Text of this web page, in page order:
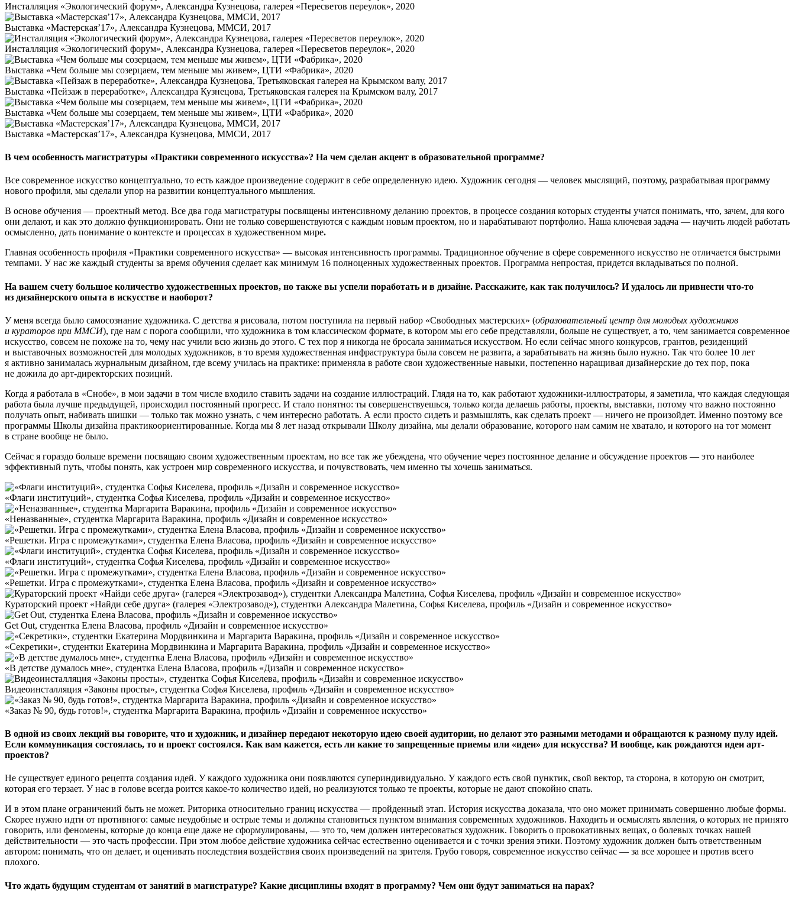
Инсталляция «Экологический форум», Александра Кузнецова, галерея «Пересветов переулок», 2020
Выставка «Мастерская’17», Александра Кузнецова, ММСИ, 2017
Инсталляция «Экологический форум», Александра Кузнецова, галерея «Пересветов переулок», 2020
Выставка «Чем больше мы созерцаем, тем меньше мы живем», ЦТИ «Фабрика», 2020
Выставка «Пейзаж в переработке», Александра Кузнецова, Третьяковская галерея на Крымском валу, 2017
Выставка «Чем больше мы созерцаем, тем меньше мы живем», ЦТИ «Фабрика», 2020
Выставка «Мастерская’17», Александра Кузнецова, ММСИ, 2017
В чем особенность магистратуры «Практики современного искусства»? На чем сделан акцент в образовательной программе?
Все современное искусство концептуально, то есть каждое произведение содержит в себе определенную идею. Художник сегодня — человек мыслящий, поэтому, разрабатывая программу
нового профиля, мы сделали упор на развитии концептуального мышления.
В основе обучения — проектный метод. Все два года магистратуры посвящены интенсивному деланию проектов, в процессе создания которых студенты учатся понимать, что, зачем, для кого
они делают, и как это должно функционировать. Они не только совершенствуются с каждым новым проектом, но и нарабатывают портфолио. Наша ключевая задача — научить людей работать
осмысленно, дать понимание о контексте и процессах в художественном мире.
Главная особенность профиля «Практики современного искусства» — высокая интенсивность программы. Традиционное обучение в сфере современного искусство не отличается быстрыми
темпами. У нас же каждый студенты за время обучения сделает как минимум 16 полноценных художественных проектов. Программа непростая, придется вкладываться по полной.
На вашем счету большое количество художественных проектов, но также вы успели поработать и в дизайне. Расскажите, как так получилось? И удалось ли привнести что-то
из дизайнерского опыта в искусстве и наоборот?
У меня всегда было самосознание художника. С детства я рисовала, потом поступила на первый набор «Свободных мастерских» (образовательный центр для молодых художников
и кураторов при ММСИ), где нам с порога сообщили, что художника в том классическом формате, в котором мы его себе представляли, больше не существует, а то, чем занимается современное
искусство, совсем не похоже на то, чему нас учили всю жизнь до этого. С тех пор я никогда не бросала заниматься искусством. Но если сейчас много конкурсов, грантов, резиденций
и выставочных возможностей для молодых художников, в то время художественная инфраструктура была совсем не развита, а зарабатывать на жизнь было нужно. Так что более 10 лет
я активно занималась журнальным дизайном, где всему училась на практике: применяла в работе свои художественные навыки, постепенно наращивая дизайнерские до тех пор, пока
не дожила до арт-директорских позиций.
Когда я работала в «Снобе», в мои задачи в том числе входило ставить задачи на создание иллюстраций. Глядя на то, как работают художники-иллюстраторы, я заметила, что каждая следующая
работа была лучше предыдущей, происходил постоянный прогресс. И стало понятно: ты совершенствуешься, только когда делаешь работы, проекты, выставки, потому что важно постоянно
получать опыт, набивать шишки — только так можно узнать, с чем интересно работать. А если просто сидеть и размышлять, как сделать проект — ничего не произойдет. Именно поэтому все
программы Школы дизайна практикоориентированные. Когда мы 8 лет назад открывали Школу дизайна, мы делали образование, которого нам самим не хватало, и которого на тот момент
в стране вообще не было.
Сейчас я гораздо больше времени посвящаю своим художественным проектам, но все так же убеждена, что обучение через постоянное делание и обсуждение проектов — это наиболее
эффективный путь, чтобы понять, как устроен мир современного искусства, и почувствовать, чем именно ты хочешь заниматься.
«Флаги институций», студентка Софья Киселева, профиль «Дизайн и современное искусство»
«Неназванные», студентка Маргарита Варакина, профиль «Дизайн и современное искусство»
«Решетки. Игра с промежутками», студентка Елена Власова, профиль «Дизайн и современное искусство»
«Флаги институций», студентка Софья Киселева, профиль «Дизайн и современное искусство»
«Решетки. Игра с промежутками», студентка Елена Власова, профиль «Дизайн и современное искусство»
Кураторский проект «Найди себе друга» (галерея «Электрозавод»), студентки Александра Малетина, Софья Киселева, профиль «Дизайн и современное искусство»
Get Out, студентка Елена Власова, профиль «Дизайн и современное искусство»
«Секретики», студентки Екатерина Мордвинкина и Маргарита Варакина, профиль «Дизайн и современное искусство»
«В детстве думалось мне», студентка Елена Власова, профиль «Дизайн и современное искусство»
Видеоинсталляция «Законы просты», студентка Софья Киселева, профиль «Дизайн и современное искусство»
«Заказ № 90, будь готов!», студентка Маргарита Варакина, профиль «Дизайн и современное искусство»
В одной из своих лекций вы говорите, что и художник, и дизайнер передают некоторую идею своей аудитории, но делают это разными методами и обращаются к разному пулу идей.
Если коммуникация состоялась, то и проект состоялся. Как вам кажется, есть ли какие то запрещенные приемы или «идеи» для искусства? И вообще, как рождаются идеи арт-
проектов?
Не существует единого рецепта создания идей. У каждого художника они появляются супериндивидуально. У каждого есть свой пунктик, свой вектор, та сторона, в которую он смотрит,
которая его терзает. У нас в голове всегда роится какое-то количество идей, но реализуются только те проекты, которые не дают спокойно спать.
И в этом плане ограничений быть не может. Риторика относительно границ искусства — пройденный этап. История искусства доказала, что оно может принимать совершенно любые формы.
Скорее нужно идти от противного: самые неудобные и острые темы и должны становиться пунктом внимания современных художников. Находить и осмыслять явления, о которых не принято
говорить, или феномены, которые до конца еще даже не сформулированы, — это то, чем должен интересоваться художник. Говорить о провокативных вещах, о болевых точках нашей
действительности — это часть профессии. При этом любое действие художника сейчас естественно оценивается и с точки зрения этики. Поэтому художник должен быть ответственным
автором: понимать, что он делает, и оценивать последствия воздействия своих произведений на зрителя. Грубо говоря, современное искусство сейчас — за все хорошее и против всего
плохого.
Что ждать будущим студентам от занятий в магистратуре? Какие дисциплины входят в программу? Чем они будут заниматься на парах?